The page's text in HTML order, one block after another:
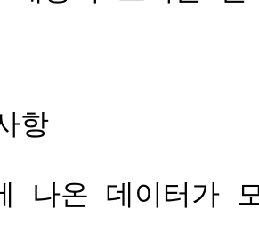
항
나온 데이터가